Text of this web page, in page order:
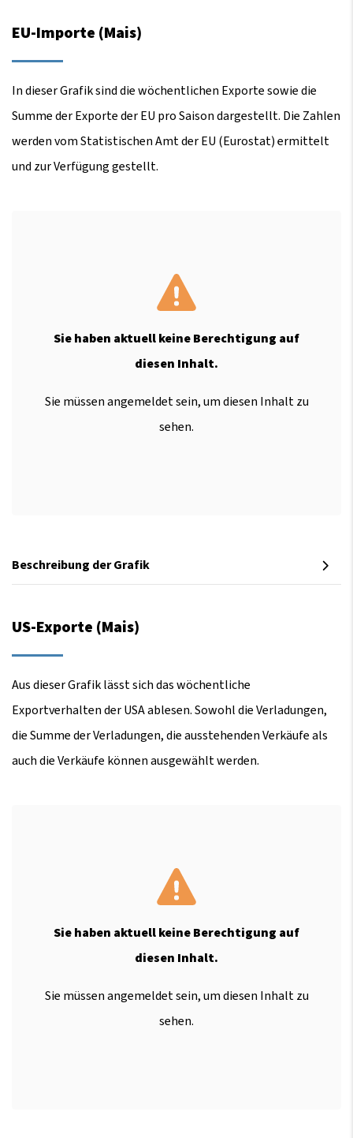
EU-Importe (Mais)
In dieser Grafik sind die wöchentlichen Exporte sowie die
Summe der Exporte der EU pro Saison dargestellt. Die Zahlen
werden vom Statistischen Amt der EU (Eurostat) ermittelt
und zur Verfügung gestellt.
Sie haben aktuell keine Berechtigung auf
diesen Inhalt.
Sie müssen angemeldet sein, um diesen Inhalt zu
sehen.
Beschreibung der Grafik
US-Exporte (Mais)
Aus dieser Grafik lässt sich das wöchentliche
Exportverhalten der USA ablesen. Sowohl die Verladungen,
die Summe der Verladungen, die ausstehenden Verkäufe als
auch die Verkäufe können ausgewählt werden.
Sie haben aktuell keine Berechtigung auf
diesen Inhalt.
Sie müssen angemeldet sein, um diesen Inhalt zu
sehen.